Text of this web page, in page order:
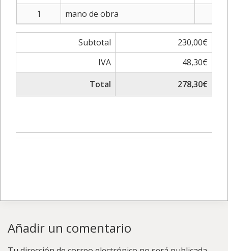
1
mano de obra
Subtotal
230,00€
IVA
48,30€
Total
278,30€
Añadir un comentario